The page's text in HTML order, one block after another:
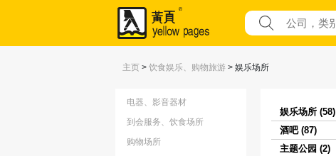
主页 > 饮食娱乐、购物旅游 > 娱乐场所
电器、影音器材
到会服务、饮食场所
购物场所
娱乐场所 (58)
酒吧 (87)
主题公园 (2)